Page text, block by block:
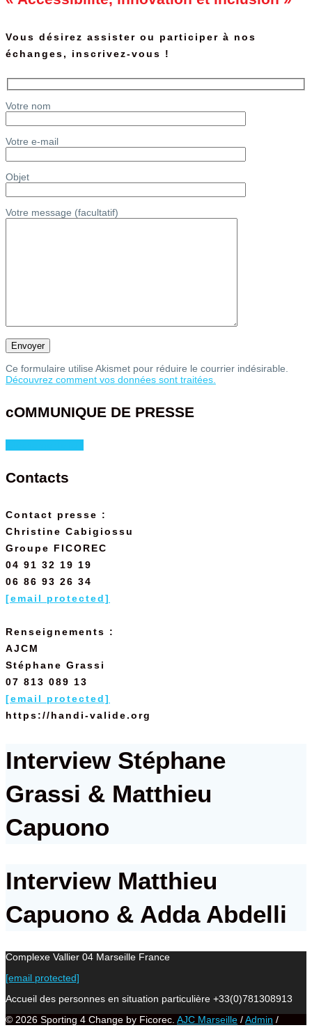
Vous désirez assister ou participer à nos
échanges, inscrivez-vous !
Votre nom
Votre e-mail
Objet
Votre message (facultatif)
Ce formulaire utilise Akismet pour réduire le courrier indésirable.
Découvrez comment vos données sont traitées.
cOMMUNIQUE DE PRESSE
Contacts
Contact presse :
Christine Cabigiossu
Groupe FICOREC
04 91 32 19 19
06 86 93 26 34
[email protected]
Renseignements :
AJCM
Stéphane Grassi
07 813 089 13
[email protected]
https://handi-valide.org
Interview Stéphane
Grassi & Matthieu
Capuono
Interview Matthieu
Capuono & Adda Abdelli
Complexe Vallier 04 Marseille France
[email protected]
Accueil des personnes en situation particulière +33(0)781308913
© 2026 Sporting 4 Change by Ficorec. AJC Marseille /Admin /